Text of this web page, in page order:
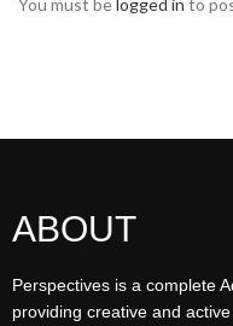
You must belogged in to
ABOUT
Perspectives is a complete
providing creative and